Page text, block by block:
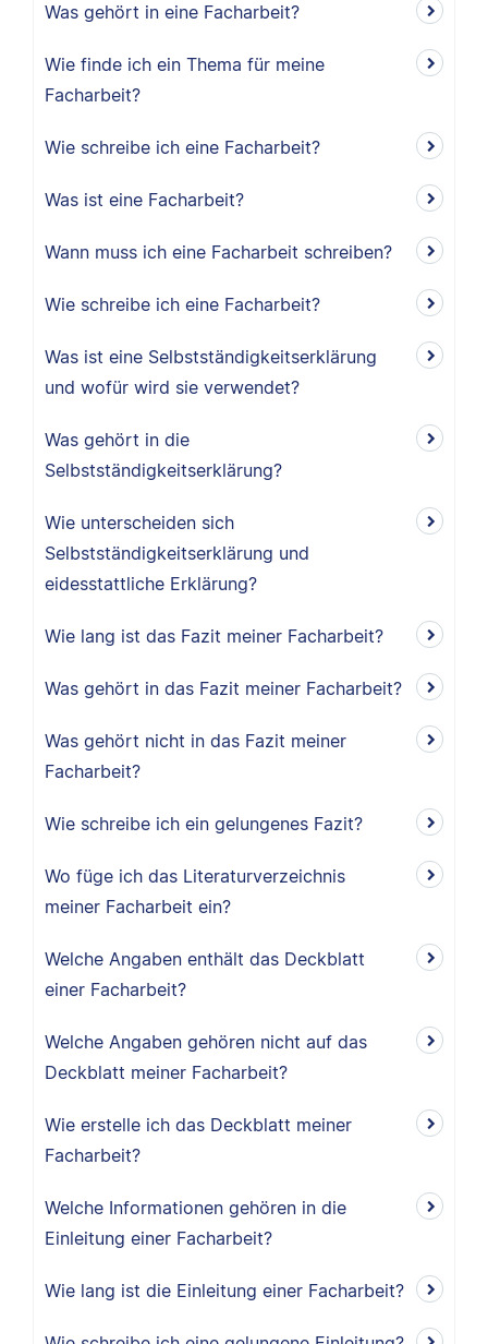
Was gehört in eine Facharbeit?
Wie finde ich ein Thema für meine
Facharbeit?
Wie schreibe ich eine Facharbeit?
Was ist eine Facharbeit?
Wann muss ich eine Facharbeit schreiben?
Wie schreibe ich eine Facharbeit?
Was ist eine Selbstständigkeitserklärung
und wofür wird sie verwendet?
Was gehört in die
Selbstständigkeitserklärung?
Wie unterscheiden sich
Selbstständigkeitserklärung und
eidesstattliche Erklärung?
Wie lang ist das Fazit meiner Facharbeit?
Was gehört in das Fazit meiner Facharbeit?
Was gehört nicht in das Fazit meiner
Facharbeit?
Wie schreibe ich ein gelungenes Fazit?
Wo füge ich das Literaturverzeichnis
meiner Facharbeit ein?
Welche Angaben enthält das Deckblatt
einer Facharbeit?
Welche Angaben gehören nicht auf das
Deckblatt meiner Facharbeit?
Wie erstelle ich das Deckblatt meiner
Facharbeit?
Welche Informationen gehören in die
Einleitung einer Facharbeit?
Wie lang ist die Einleitung einer Facharbeit?